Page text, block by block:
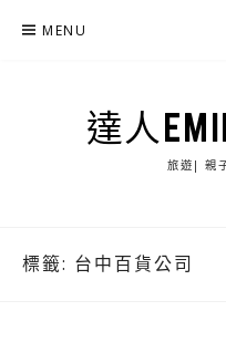
MENU
達人
旅遊| 親
標籤: 台中百貨公司